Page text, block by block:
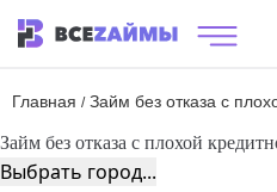
Главная / Займ без отказа с
Займ без отказа с плохой
Выбрать город...